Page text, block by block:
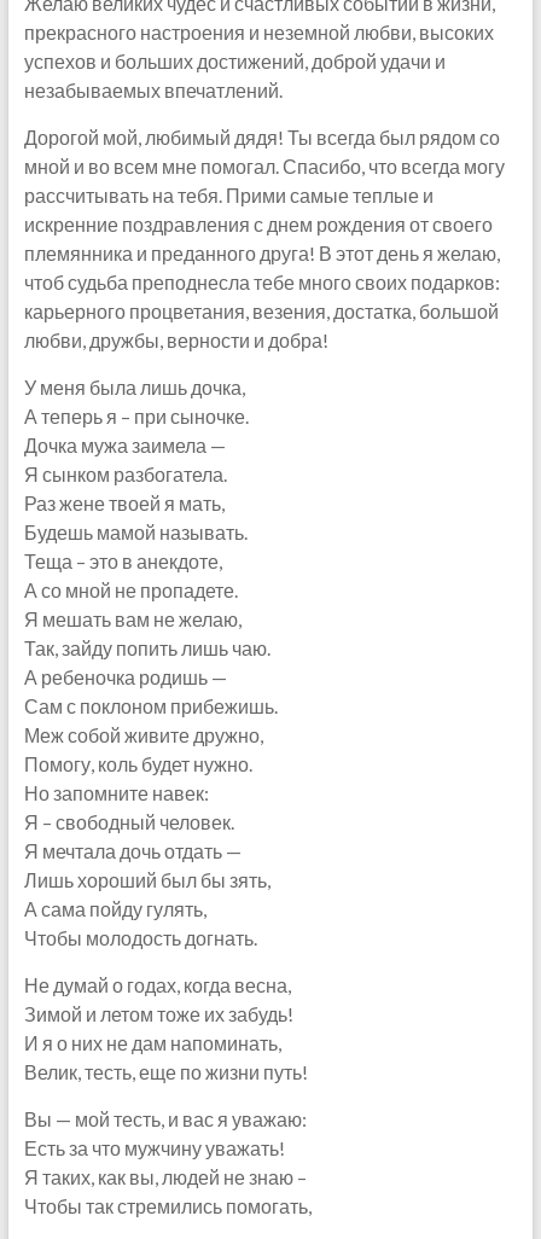
прекрасного настроения и неземной любви, высоких
успехов и больших достижений, доброй удачи и
незабываемых впечатлений.
Дорогой мой, любимый дядя! Ты всегда был рядом со
мной и во всем мне помогал. Спасибо, что всегда могу
рассчитывать на тебя. Прими самые теплые и
искренние поздравления с днем рождения от своего
племянника и преданного друга! В этот день я желаю,
чтоб судьба преподнесла тебе много своих подарков:
карьерного процветания, везения, достатка, большой
любви, дружбы, верности и добра!
У меня была лишь дочка,
А теперь я – при сыночке.
Дочка мужа заимела —
Я сынком разбогатела.
Раз жене твоей я мать,
Будешь мамой называть.
Теща – это в анекдоте,
А со мной не пропадете.
Я мешать вам не желаю,
Так, зайду попить лишь чаю.
А ребеночка родишь —
Сам с поклоном прибежишь.
Меж собой живите дружно,
Помогу, коль будет нужно.
Но запомните навек:
Я – свободный человек.
Я мечтала дочь отдать —
Лишь хороший был бы зять,
А сама пойду гулять,
Чтобы молодость догнать.
Не думай о годах, когда весна,
Зимой и летом тоже их забудь!
И я о них не дам напоминать,
Велик, тесть, еще по жизни путь!
Вы — мой тесть, и вас я уважаю:
Есть за что мужчину уважать!
Я таких, как вы, людей не знаю –
Чтобы так стремились помогать,